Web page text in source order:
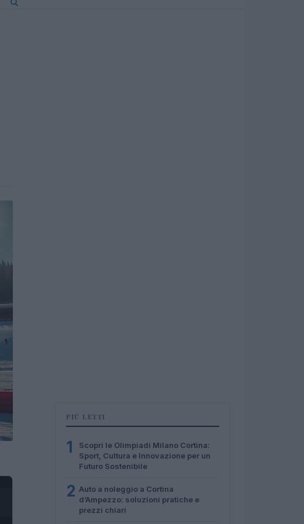
PIÙ LETTI
1
Scopri le Olimpiadi Milano Cortina:
Sport, Cultura e Innovazione per un
Futuro Sostenibile
2 Auto a noleggio a Cortina
d’Ampezzo: soluzioni pratiche e
prezzi chiari